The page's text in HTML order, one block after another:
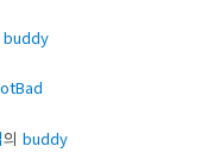
buddy
의 buddy